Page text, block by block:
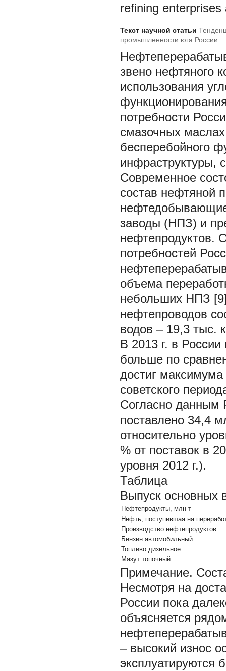
refining enterprises
Текст научной статьи
промышленности юга России
звено нефтяного
использования
потребности
смазочных
бесперебойного
инфраструктуры,
Современное
состав нефтяной
заводы (НПЗ) и
нефтепродуктов.
потребностей
объема
небольших НПЗ
нефтепроводов
водов – 19,3 тыс.
В 2013 г. в
больше по
достиг максимума
советского
Согласно данным
поставлено 34,4
относительно
% от поставок в
уровня 2012 г.).
Таблица
Выпуск основных
Нефтепродукты, млн т
Нефть, поступившая на
Производство нефтепродуктов:
Бензин автомобильный
Топливо дизельное
Мазут топочный
Примечание.
Несмотря на
России пока
объясняется
– высокий износ
эксплуатируются